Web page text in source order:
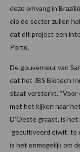
deze omvang in
die de sector zullen
dat dit project een
Porto.
De gouverneur van
dat het JBS Biotech
staat versterkt. “Voor
met het kijken naar
D’Oeste graast, is
‘gecultiveerd eiwit’
is het onmogelijk om